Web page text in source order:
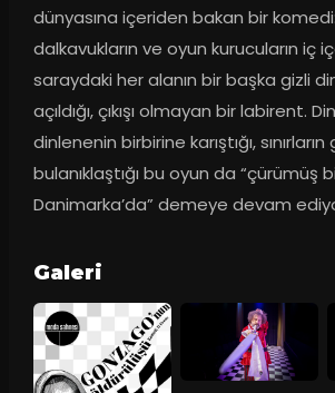
dünyasına içeriden bakan bir
dalkavukların ve oyun kurucuların iç
saraydaki her alanın bir başka gizli
açıldığı, çıkışı olmayan bir labirent.
dinlenenin birbirine karıştığı,
bulanıklaştığı bu oyun da “çürümüş
Danimarka’da” demeye devam
Galeri